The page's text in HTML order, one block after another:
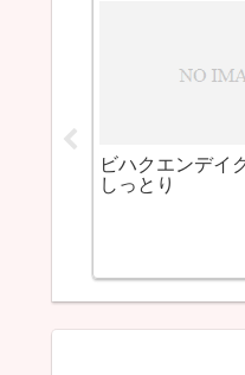
ニキビ跡を目立
はエーレットジ